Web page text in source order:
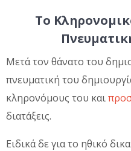
Το
Μετά τον θάνατο του
πνευματική του
κληρονόμους του και
διατάξεις.
Ειδικά δε για το ηθικό